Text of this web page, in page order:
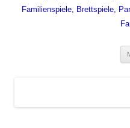
Familienspiele, Brettspiele,